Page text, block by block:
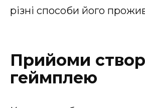
різні способи його
Прийоми
геймплею